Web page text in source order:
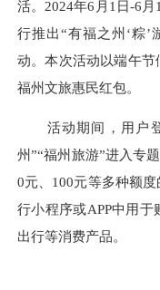
活。2024年6月1日-6
行推出“有福之州‘粽
动。本次活动以端午
福州文旅惠民红包。
活动期间，用户登
州”“福州旅游”进入专
0元、100元等多种额
行小程序或APP中用
出行等消费产品。